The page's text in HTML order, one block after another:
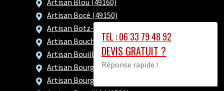
Artisan Blou (49160)
Artisan Bocé (49150)
Artisan Botz-en-Mauges (49110)
Artisan Bouchemaine (49080)
Artisan Bouillé-Ménard (49520)
Artisan Bourg-l'Évêque (49520)
Artisan Bourgneuf-en-Mauges (49290)
TEL : 06 33 79 48 92
DEVIS GRATUIT ?
Réponse rapide !